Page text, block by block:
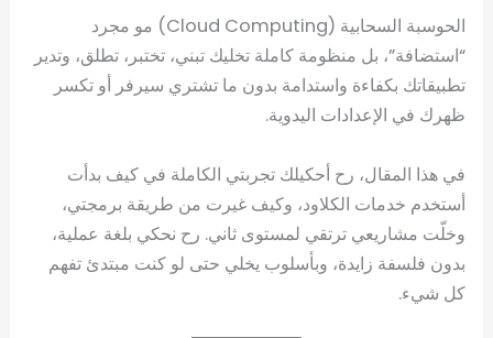
الحوسبة السحابية (Cloud Computing) مو مجرد
“استضافة”، بل منظومة كاملة تخليك تبني، تختبر، تطلق، وتدير
تطبيقاتك بكفاءة واستدامة بدون ما تشتري سيرفر أو تكسر
ظهرك في الإعدادات اليدوية.
في هذا المقال، رح أحكيلك تجربتي الكاملة في كيف بدأت
أستخدم خدمات الكلاود، وكيف غيرت من طريقة برمجتي،
وخلّت مشاريعي ترتقي لمستوى ثاني. رح نحكي بلغة عملية،
بدون فلسفة زايدة، وبأسلوب يخلي حتى لو كنت مبتدئ تفهم
كل شيء.